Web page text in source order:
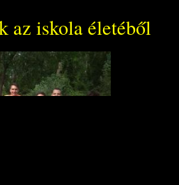
az iskola életéből